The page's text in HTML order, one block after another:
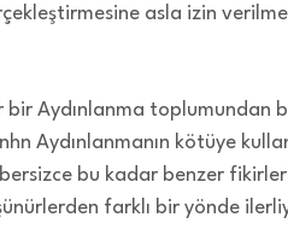
asla izin
bir Aydınlanma toplumundan
Aydınlanmanın kötüye
bu kadar benzer fikirleri
farklı bir yönde